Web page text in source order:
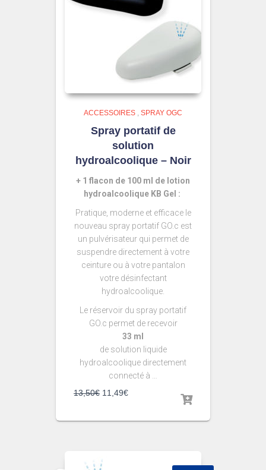
ACCESSOIRES , SPRAY OGC
Spray portatif de
solution
hydroalcoolique – Noir
+ 1 flacon de 100 ml de lotion
hydroalcoolique KB Gel :
Pratique, moderne et efficace le
nouveau spray portatif GO.c est
un pulvérisateur qui permet de
suspendre directement à votre
ceinture ou à votre pantalon
votre désinfectant
hydroalcoolique.
Le réservoir du spray portatif
GO.c permet de recevoir
33 ml
de solution liquide
hydroalcoolique directement
connecté à …
13,50€ 11,49€